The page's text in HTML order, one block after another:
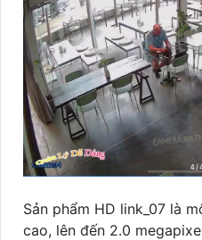
Sản phẩm HD link_07 là
cao, lên đến 2.0